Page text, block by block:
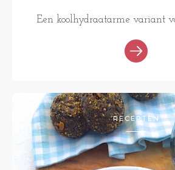
Een koolhydraatarme variant
RECEPTEN